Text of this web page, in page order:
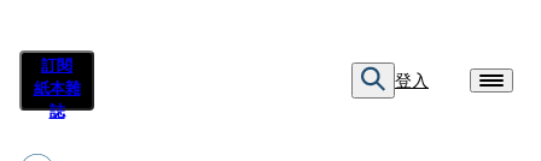
訂閱
紙本雜
誌
登入